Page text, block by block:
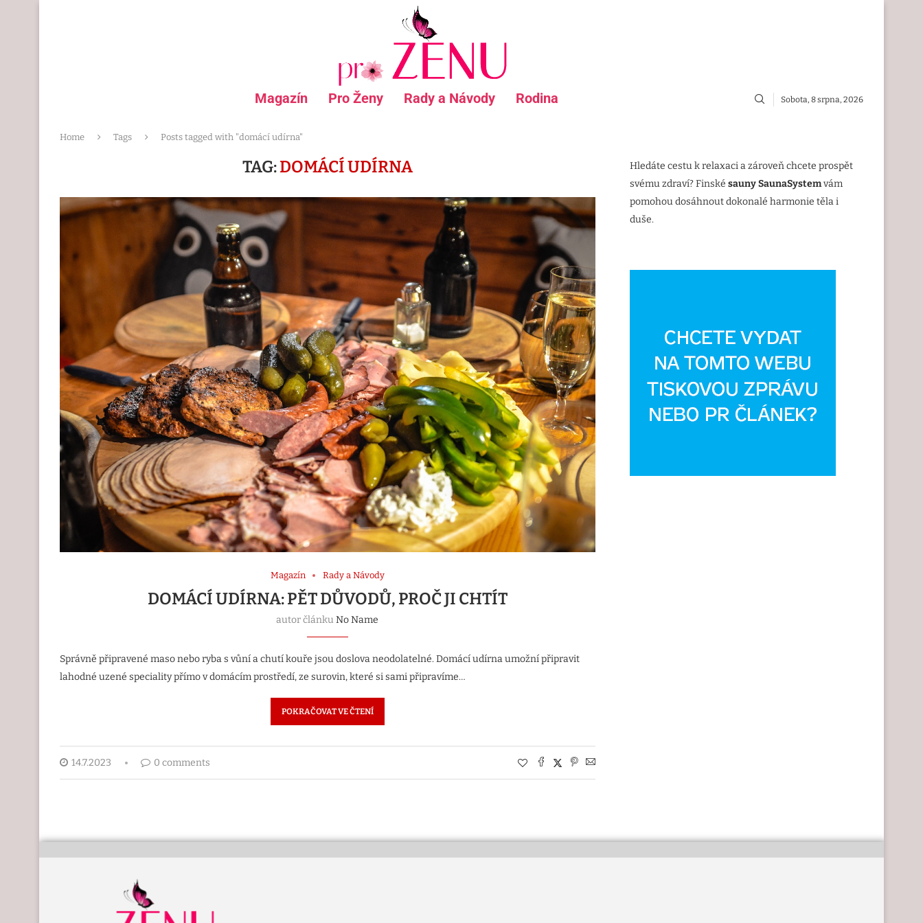
Magazín Pro Ženy Rady a Návody Rodina Sobota, 8 srpna, 2026
Home Tags Posts tagged with "domácí udírna"
TAG:DOMÁCÍ UDÍRNA
Magazín Rady a Návody
DOMÁCÍ UDÍRNA: PĚT DŮVODŮ, PROČ JI CHTÍT
autor článkuNo Name
Správně připravené maso nebo ryba s vůní a chutí kouře jsou doslova neodolatelné. Domácí udírna umožní připravit
lahodné uzené speciality přímo v domácím prostředí, ze surovin, které si sami připravíme…
POKRAČOVAT VE ČTENÍ
14.7.2023 0 comments
Hledáte cestu k relaxaci a zároveň chcete prospět
svému zdraví? Finské sauny SaunaSystemvám
pomohou dosáhnout dokonalé harmonie těla i
duše.